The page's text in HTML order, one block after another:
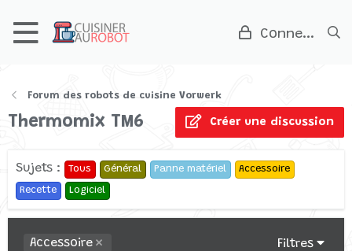
Connexion
Forum des robots de cuisine Vorwerk
Thermomix TM6 Créer une discussion
Sujets : Tous Général Panne matériel Accessoire
Recette Logiciel
Accessoire Filtres